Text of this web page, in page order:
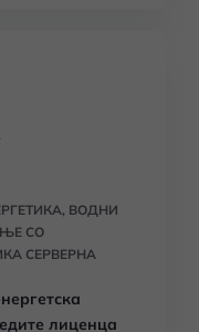
ВОДНИ
СО
СЕРВЕРНА
лиценца